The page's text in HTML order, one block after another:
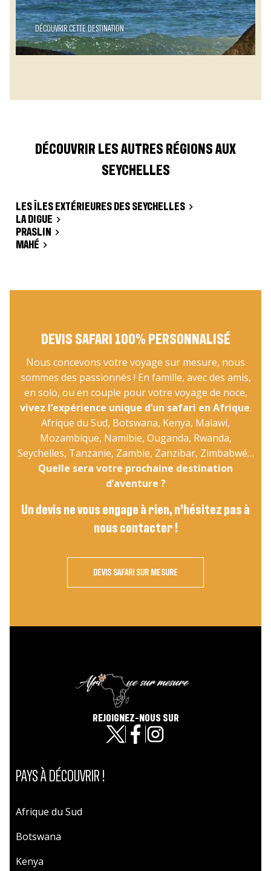
DÉCOUVRIR CETTE DESTINATION
DÉCOUVRIR LES AUTRES RÉGIONS AUX
SEYCHELLES
LES ÎLES EXTÉRIEURES DES SEYCHELLES
LA DIGUE
PRASLIN
MAHÉ
DEVIS SAFARI 100% PERSONNALISÉ
Nous concevons votre voyage sur mesure, nous
sommes des passionnés ! En famille, avec des amis,
en solo, ou en couple pour votre voyage de noce,
vivez l’expérience unique d’un safari en Afrique.
Afrique du Sud, Botswana, Kenya, Malawi,
Mozambique, Namibie, Ouganda, Rwanda,
Seychelles, Tanzanie, Zambie, Zanzibar, Zimbabwé…
Quelle sera votre prochaine destination
d’aventure ?
Un devis ne vous engage à rien, n’hésitez pas à
nous contacter !
DEVIS SAFARI SUR MESURE
REJOIGNEZ-NOUS SUR
PAYS À DÉCOUVRIR !
Afrique du Sud
Botswana
Kenya